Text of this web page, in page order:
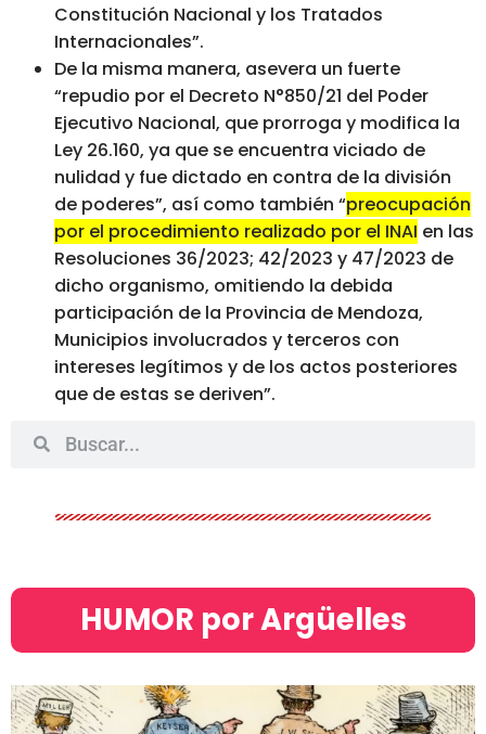
Constitución Nacional y los Tratados
Internacionales”.
De la misma manera, asevera un fuerte
“repudio por el Decreto N°850/21 del Poder
Ejecutivo Nacional, que prorroga y modifica la
Ley 26.160, ya que se encuentra viciado de
nulidad y fue dictado en contra de la división
de poderes”, así como también “preocupación
por el procedimiento realizado por el INAI en las
Resoluciones 36/2023; 42/2023 y 47/2023 de
dicho organismo, omitiendo la debida
participación de la Provincia de Mendoza,
Municipios involucrados y terceros con
intereses legítimos y de los actos posteriores
que de estas se deriven”.
HUMOR por Argüelles​